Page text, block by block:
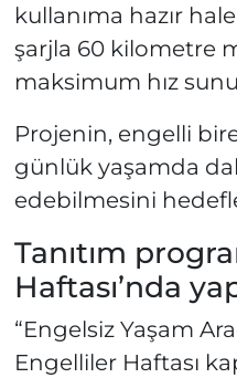
kullanıma hazır
şarjla 60 kilometre
maksimum hız
Projenin, engelli
günlük yaşamda
edebilmesini
Tanıtım
Haftası’nda
“Engelsiz Yaşam
Engelliler Haftası